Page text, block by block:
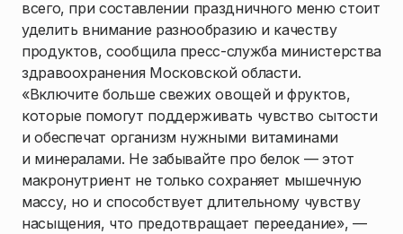
всего, при составлении праздничного меню стоит
уделить внимание разнообразию и качеству
продуктов, сообщила пресс-служба министерства
здравоохранения Московской области.
«Включите больше свежих овощей и фруктов,
которые помогут поддерживать чувство сытости
и обеспечат организм нужными витаминами
и минералами. Не забывайте про белок — этот
макронутриент не только сохраняет мышечную
массу, но и способствует длительному чувству
насыщения, что предотвращает переедание», —